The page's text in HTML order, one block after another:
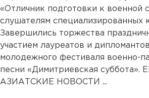
«Отличник подготовки к военной
слушателям специализированных
Завершились торжества
участием лауреатов и
молодежного фестиваля военно-
песни «Димитриевская
АЗИАТСКИЕ НОВОСТИ ...